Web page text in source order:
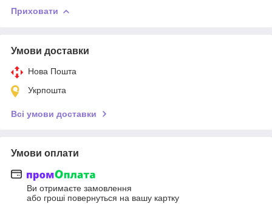
Приховати
Умови доставки
Нова Пошта
Укрпошта
Всі умови доставки
Умови оплати
Ви отримаєте замовлення
або гроші повернуться на вашу картку